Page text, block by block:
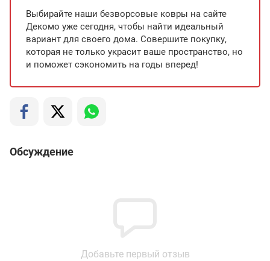
Выбирайте наши безворсовые ковры на сайте
Декомо уже сегодня, чтобы найти идеальный
вариант для своего дома. Совершите покупку,
которая не только украсит ваше пространство, но
и поможет сэкономить на годы вперед!
Обсуждение
Добавьте первый отзыв